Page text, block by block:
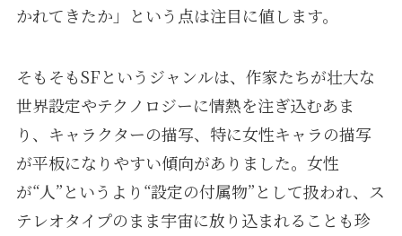
かれてきたか」という点は注目に値します。
そもそもSFというジャンルは、作家たちが壮大な
世界設定やテクノロジーに情熱を注ぎ込むあま
り、キャラクターの描写、特に女性キャラの描写
が平板になりやすい傾向がありました。女性
が“人”というより“設定の付属物”として扱われ、ス
テレオタイプのまま宇宙に放り込まれることも珍